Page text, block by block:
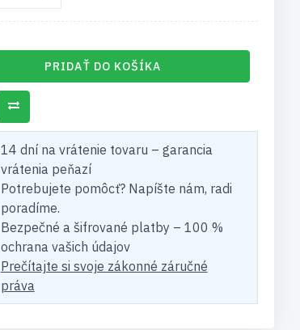
PRIDAŤ DO KOŠÍKA
14 dní na vrátenie tovaru – garancia
vrátenia peňazí
Potrebujete pomôcť? Napíšte nám, radi
poradíme.
Bezpečné a šifrované platby – 100 %
ochrana vašich údajov
Prečítajte si svoje zákonné záručné
práva